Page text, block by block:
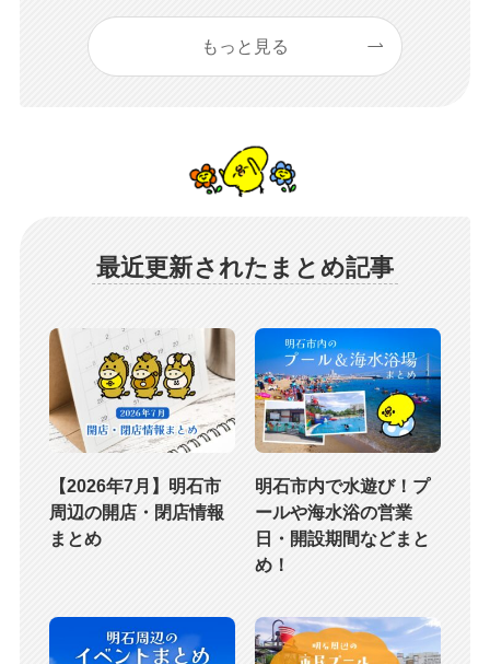
もっと見る
最近更新されたまとめ記事
【2026年7月】明石市
周辺の開店・閉店情報
まとめ
明石市内で水遊び！プ
ールや海水浴の営業
日・開設期間などまと
め！